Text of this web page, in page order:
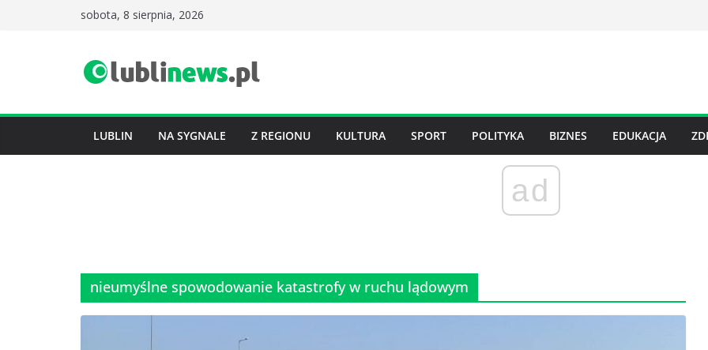
sobota, 8 sierpnia, 2026
LUBLIN NA SYGNALE Z REGIONU KULTURA SPORT POLITYKA BIZNES EDUKACJA
ad
nieumyślne spowodowanie katastrofy w ruchu lądowym